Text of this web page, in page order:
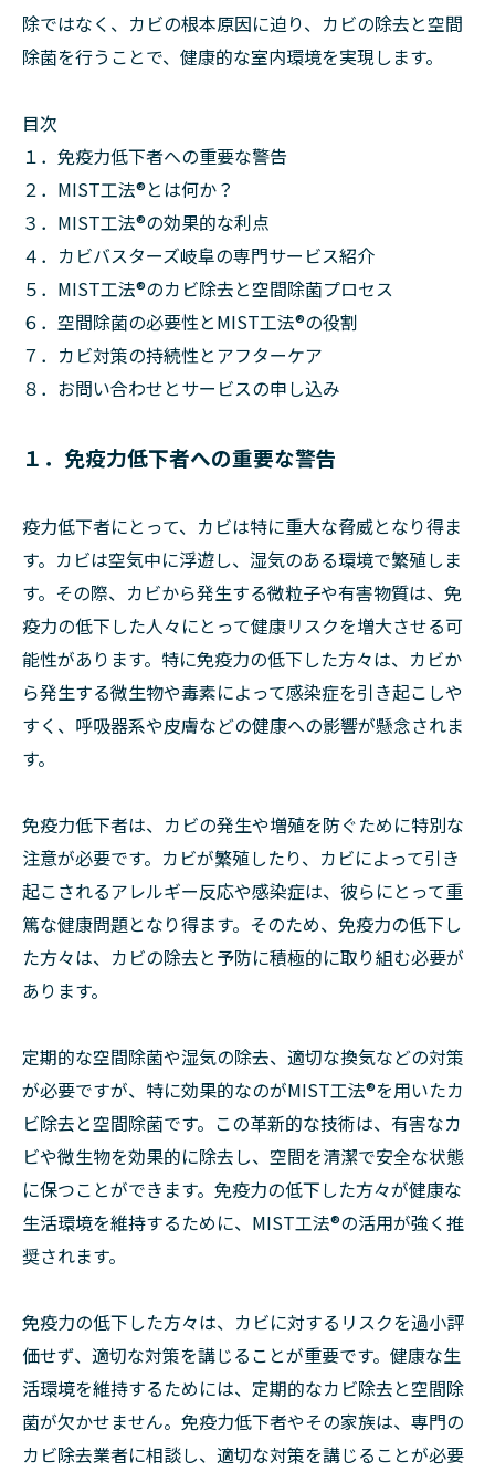
除ではなく、カビの根本原因に迫り、カビの除去と空間
除菌を行うことで、健康的な室内環境を実現します。
目次
１．免疫力低下者への重要な警告
２．MIST工法®とは何か？
３．MIST工法®の効果的な利点
４．カビバスターズ岐阜の専門サービス紹介
５．MIST工法®のカビ除去と空間除菌プロセス
６．空間除菌の必要性とMIST工法®の役割
７．カビ対策の持続性とアフターケア
８．お問い合わせとサービスの申し込み
１．免疫力低下者への重要な警告
疫力低下者にとって、カビは特に重大な脅威となり得ま
す。カビは空気中に浮遊し、湿気のある環境で繁殖しま
す。その際、カビから発生する微粒子や有害物質は、免
疫力の低下した人々にとって健康リスクを増大させる可
能性があります。特に免疫力の低下した方々は、カビか
ら発生する微生物や毒素によって感染症を引き起こしや
すく、呼吸器系や皮膚などの健康への影響が懸念されま
す。
免疫力低下者は、カビの発生や増殖を防ぐために特別な
注意が必要です。カビが繁殖したり、カビによって引き
起こされるアレルギー反応や感染症は、彼らにとって重
篤な健康問題となり得ます。そのため、免疫力の低下し
た方々は、カビの除去と予防に積極的に取り組む必要が
あります。
定期的な空間除菌や湿気の除去、適切な換気などの対策
が必要ですが、特に効果的なのがMIST工法®を用いたカ
ビ除去と空間除菌です。この革新的な技術は、有害なカ
ビや微生物を効果的に除去し、空間を清潔で安全な状態
に保つことができます。免疫力の低下した方々が健康な
生活環境を維持するために、MIST工法®の活用が強く推
奨されます。
免疫力の低下した方々は、カビに対するリスクを過小評
価せず、適切な対策を講じることが重要です。健康な生
活環境を維持するためには、定期的なカビ除去と空間除
菌が欠かせません。免疫力低下者やその家族は、専門の
カビ除去業者に相談し、適切な対策を講じることが必要